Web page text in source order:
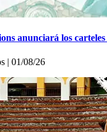
anunciará los carteles
| 01/08/26